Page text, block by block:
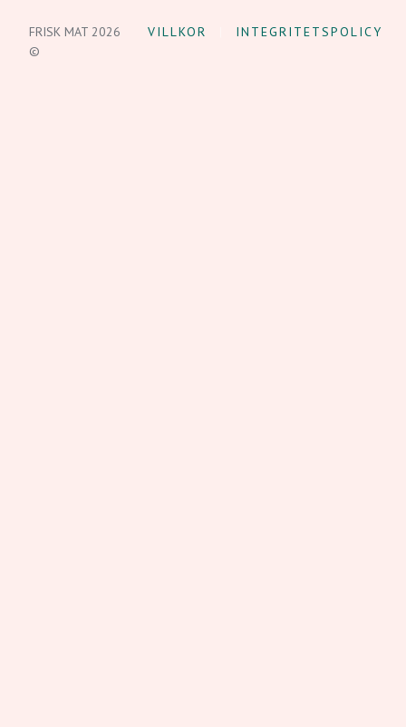
FRISK MAT 2026
©
VILLKOR INTEGRITETSPOLICY